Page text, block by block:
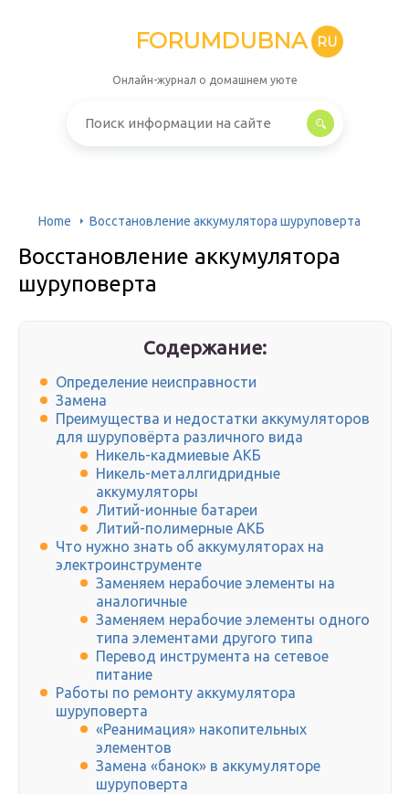
FORUMDUBNA RU
Онлайн-журнал о домашнем уюте
Home Восстановление аккумулятора шуруповерта
Восстановление аккумулятора
шуруповерта
Содержание:
Определение неисправности
Замена
Преимущества и недостатки аккумуляторов
для шуруповёрта различного вида
Никель-кадмиевые АКБ
Никель-металлгидридные
аккумуляторы
Литий-ионные батареи
Литий-полимерные АКБ
Что нужно знать об аккумуляторах на
электроинструменте
Заменяем нерабочие элементы на
аналогичные
Заменяем нерабочие элементы одного
типа элементами другого типа
Перевод инструмента на сетевое
питание
Работы по ремонту аккумулятора
шуруповерта
«Реанимация» накопительных
элементов
Замена «банок» в аккумуляторе
шуруповерта